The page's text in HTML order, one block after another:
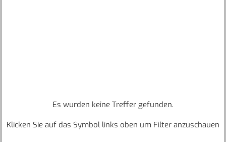
Es wurden keine Treffer gefunden.
Klicken Sie auf das Symbol links oben um Filter anzuschauen